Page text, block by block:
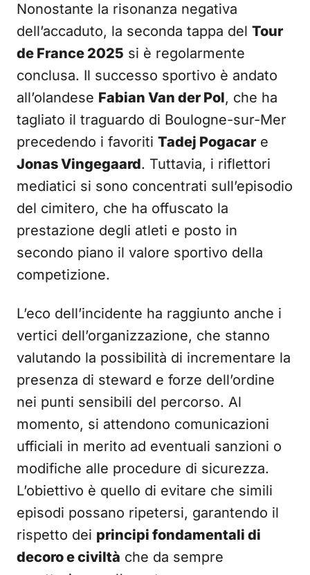
Nonostante la risonanza negativa
dell’accaduto, la seconda tappa del Tour
de France 2025 si è regolarmente
conclusa. Il successo sportivo è andato
all’olandese Fabian Van der Pol, che ha
tagliato il traguardo di Boulogne-sur-Mer
precedendo i favoriti Tadej Pogacar e
Jonas Vingegaard. Tuttavia, i riflettori
mediatici si sono concentrati sull’episodio
del cimitero, che ha offuscato la
prestazione degli atleti e posto in
secondo piano il valore sportivo della
competizione.
L’eco dell’incidente ha raggiunto anche i
vertici dell’organizzazione, che stanno
valutando la possibilità di incrementare la
presenza di steward e forze dell’ordine
nei punti sensibili del percorso. Al
momento, si attendono comunicazioni
ufficiali in merito ad eventuali sanzioni o
modifiche alle procedure di sicurezza.
L’obiettivo è quello di evitare che simili
episodi possano ripetersi, garantendo il
rispetto dei principi fondamentali di
decoro e civiltà che da sempre